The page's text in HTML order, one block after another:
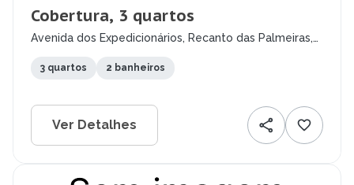
Cobertura, 3 quartos
Avenida dos Expedicionários, Recanto das Palmeiras,
3 quartos 2 banheiros
Ver Detalhes